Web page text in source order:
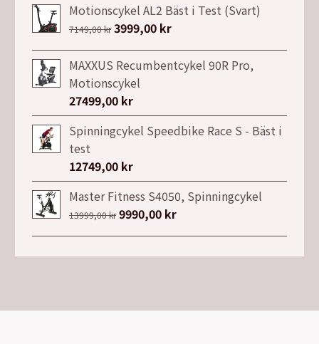
Motionscykel AL2 Bäst i Test (Svart)
7149,00kr Det
priset
var:
7149,00 kr.
3999,00 krDet
priset
MAXXUS Recumbentcykel 90R Pro,
Motionscykel
27499,00 kr
Spinningcykel Speedbike Race S - Bäst i
test
12749,00 kr
Master Fitness S4050, Spinningcykel
13999,00kr Det
9990,00 krDet